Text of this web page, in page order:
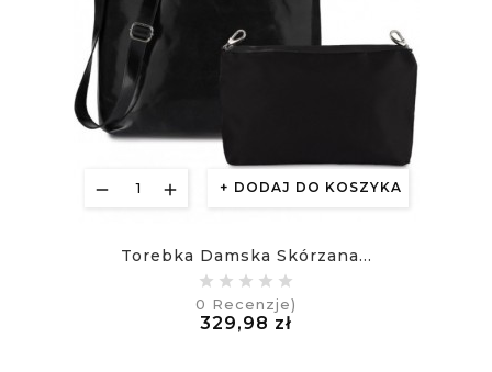
DODAJ DO KOSZYKA
Torebka Damska Skórzana...
0 Recenzje)
329,98 zł